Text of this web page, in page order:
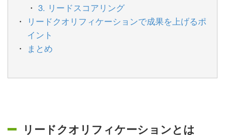
3. リードスコアリング
リードクオリフィケーションで成果を上げるポ
イント
まとめ
リードクオリフィケーションとは